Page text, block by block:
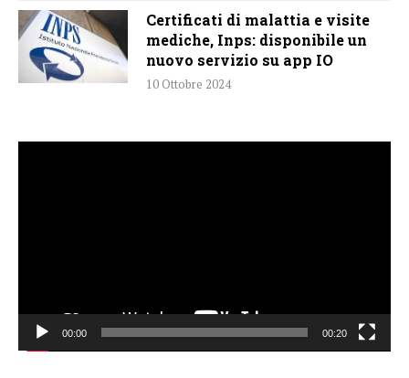
Certificati di malattia e visite
mediche, Inps: disponibile un
nuovo servizio su app IO
10 Ottobre 2024
00:00 00:20